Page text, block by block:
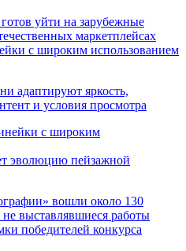
с широким использованием
адаптируют яркость,
и условия просмотра
эволюцию пейзажной
вошли около 130
выставлявшиеся работы
победителей конкурса